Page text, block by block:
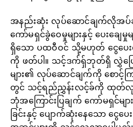
အနည်းဆုံး လုပ်ဆောင်ချက်လိုအပ်
ကော်မရှင်ခွဲဝေမှုများနှင့် ပေးချေ
ရှိသော ပထဝီဝင် သို့မဟုတ် ငွေပေး
ကို ဖတ်ပါ။ သင့်ဒက်ရှ်ဘုတ်ရှိ လွှဲပြ
များ၏ လုပ်ဆောင်ချက်ကို စောင့်
တွင် သင့်ရည်ညွှန်းလင့်ခ်ကို ထုတ်လုပ်ခ
ဘုံအကြောင်းပြချက် ကော်မရှင်မ
ခြင်းနှင့် ပျောက်ဆုံးနေသော ငွေပေ